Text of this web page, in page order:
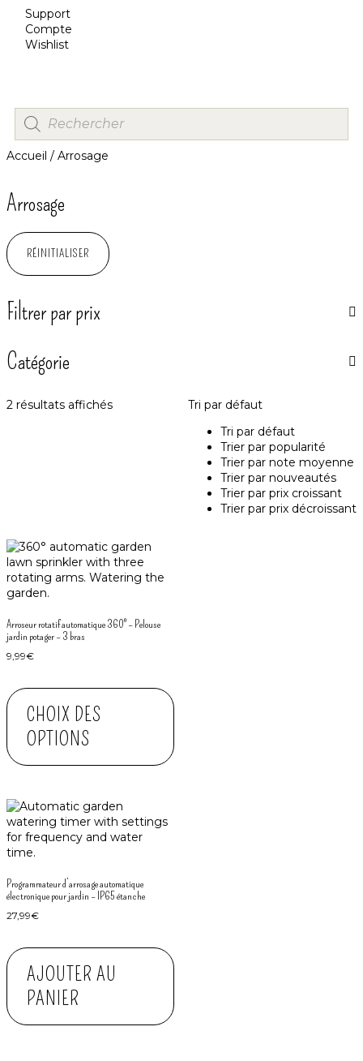
Support
Compte
Wishlist
Accueil / Arrosage
Arrosage
RÉINITIALISER
Filtrer par prix
Catégorie
2 résultats affichés
Tri par défaut
Tri par défaut
Trier par popularité
Trier par note moyenne
Trier par nouveautés
Trier par prix croissant
Trier par prix décroissant
Arroseur rotatif automatique 360° – Pelouse
jardin potager – 3 bras
9,99€
CHOIX DES
OPTIONS
Programmateur d’arrosage automatique
électronique pour jardin – IP65 étanche
27,99€
AJOUTER AU
PANIER